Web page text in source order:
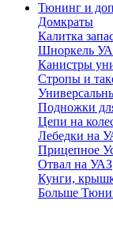
Тюнинг и
Домкраты
Калитка
Шноркель
Канистры
Стропы и
Подножки
Цепи на
Лебедки на
Прицепное
Отвал на УАЗ
Кунги,
Больше